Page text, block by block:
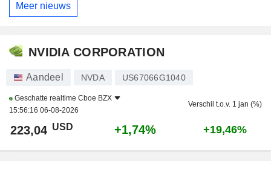
Meer nieuws
NVIDIA CORPORATION
Aandeel NVDA US67066G1040
Geschatte realtime Cboe BZX
15:56:16 06-08-2026
Verschil t.o.v. 1 jan (%)
223,04 USD +1,74% +19,46%